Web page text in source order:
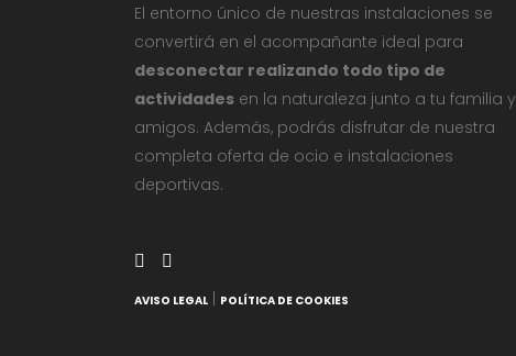
El entorno único de nuestras instalaciones se
convertirá en el acompañante ideal para
desconectar realizando todo tipo de
actividades en la naturaleza junto a tu familia y
amigos. Además, podrás disfrutar de nuestra
completa oferta de ocio e instalaciones
deportivas.
AVISO LEGAL POLÍTICA DE COOKIES